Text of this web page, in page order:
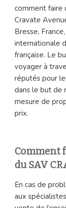
comment faire
Cravate
Bresse,
internationale
française. Le
voyager à
réputés pour
dans le but de
mesure de
prix.
Comment
du SAV
En cas de
aux